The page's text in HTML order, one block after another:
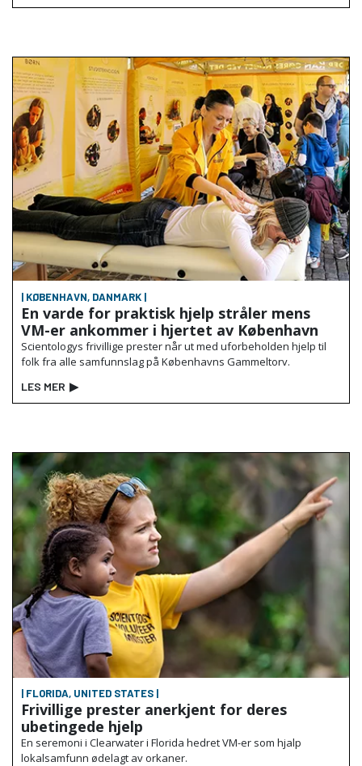
| KØBENHAVN, DANMARK |
En varde for praktisk hjelp stråler mens
VM-er ankommer i hjertet av København
Scientologys frivillige prester når ut med uforbeholden hjelp til
folk fra alle samfunnslag på Københavns Gammeltorv.
LES MER ▶
| FLORIDA, UNITED STATES |
Frivillige prester anerkjent for deres
ubetingede hjelp
En seremoni i Clearwater i Florida hedret VM-er som hjalp
lokalsamfunn ødelagt av orkaner.